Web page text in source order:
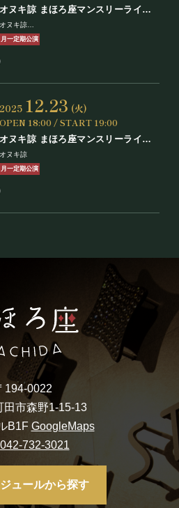
オヌキ諒 まほろ座マンスリーライブ
Vol.4
オヌキ諒
瀬戸山智之助 / ティンペッツ
月一定期公演
2025 12.23 (火)
OPEN 18:00 / START 19:00
オヌキ諒 まほろ座マンスリーライブ
Vol.5
オヌキ諒
月一定期公演
194-0022
田市森野1-15-13
B1F GoogleMaps
042-732-3021
ュールから探す